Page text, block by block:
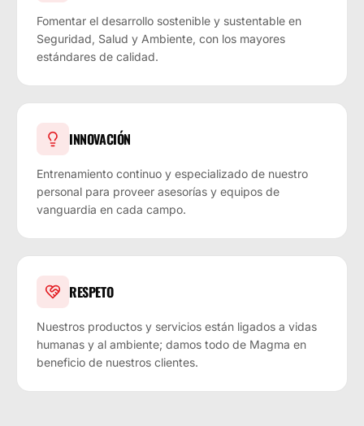
Fomentar el desarrollo sostenible y sustentable en
Seguridad, Salud y Ambiente, con los mayores
estándares de calidad.
INNOVACIÓN
Entrenamiento continuo y especializado de nuestro
personal para proveer asesorías y equipos de
vanguardia en cada campo.
RESPETO
Nuestros productos y servicios están ligados a vidas
humanas y al ambiente; damos todo de Magma en
beneficio de nuestros clientes.